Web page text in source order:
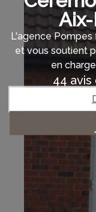
L'agence
et vous soutient
en
44